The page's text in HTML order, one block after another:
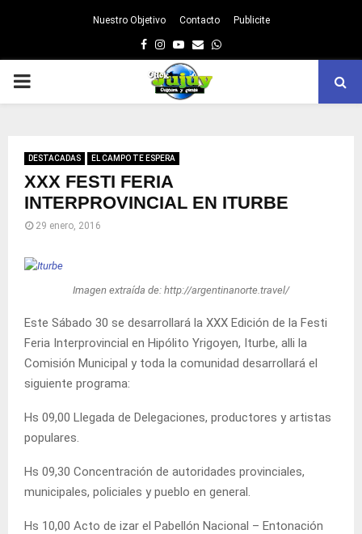
Nuestro Objetivo Contacto Publicite
Facebook
Instagram
Youtube
EmailWhatsapp
PRIMARY
DESTACADAS EL CAMPO TE ESPERA
XXX FESTI FERIA
INTERPROVINCIAL EN ITURBE
29 enero, 2016
Imagen extraída de: http://argentinanorte.travel/
Este Sábado 30 se desarrollará la XXX Edición de la Festi
Feria Interprovincial en Hipólito Yrigoyen, Iturbe, alli la
Comisión Municipal y toda la comunidad desarrollará el
siguiente programa:
Hs 09,00 Llegada de Delegaciones, productores y artistas
populares.
Hs 09,30 Concentración de autoridades provinciales,
municipales, policiales y pueblo en general.
Hs 10,00 Acto de izar el Pabellón Nacional – Entonación